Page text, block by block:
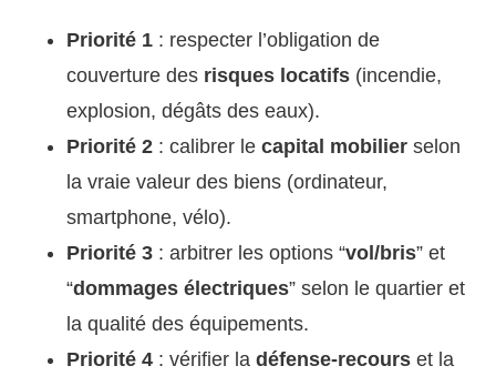
Priorité 1 : respecter l’obligation de
couverture des risques locatifs (incendie,
explosion, dégâts des eaux).
Priorité 2 : calibrer le capital mobilier selon
la vraie valeur des biens (ordinateur,
smartphone, vélo).
Priorité 3 : arbitrer les options “vol/bris” et
“dommages électriques” selon le quartier et
la qualité des équipements.
Priorité 4 : vérifier la défense-recours et la